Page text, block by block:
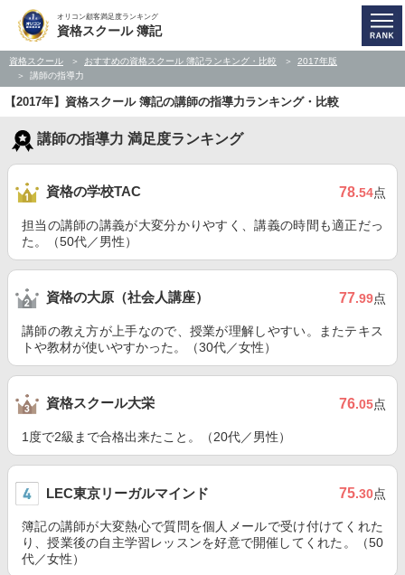
オリコン顧客満足度ランキング
資格スクール 簿記
資格スクール おすすめの資格スクール 簿記ランキング・比較
2017年版
講師の指導力
【2017年】資格スクール 簿記の講師の指導力ランキング・比較
講師の指導力 満足度ランキング
資格の学校TAC 78.54点
担当の講師の講義が大変分かりやすく、講義の時間も適正だっ
た。（50代／男性）
資格の大原（社会人講座） 77.99点
講師の教え方が上手なので、授業が理解しやすい。またテキス
トや教材が使いやすかった。（30代／女性）
資格スクール大栄 76.05点
1度で2級まで合格出来たこと。（20代／男性）
LEC東京リーガルマインド 75.30点
簿記の講師が大変熱心で質問を個人メールで受け付けてくれた
り、授業後の自主学習レッスンを好意で開催してくれた。（50
代／女性）